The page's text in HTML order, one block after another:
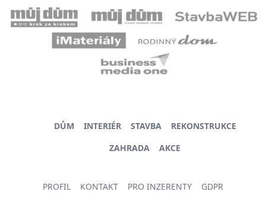
DŮM INTERIÉR STAVBA
REKONSTRUKCE
ZAHRADA
AKCE
PROFIL KONTAKT PRO INZERENTY GDPR